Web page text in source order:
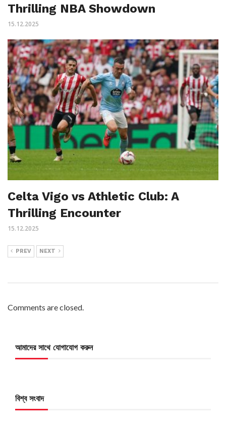
Thrilling NBA Showdown
15.12.2025
Celta Vigo vs Athletic Club: A
Thrilling Encounter
15.12.2025
PREV NEXT
Comments are closed.
আমাদের সাথে যোগাযোগ করুন
বিশ্ব সংবাদ